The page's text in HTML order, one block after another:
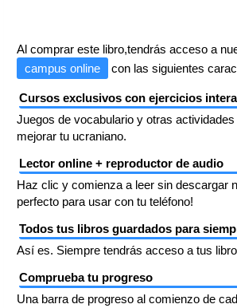
Al comprar este libro,tendrás acceso a
campus online
con las siguientes
Cursos exclusivos con ejercicios
Juegos de vocabulario y otras
mejorar tu ucraniano.
Lector online + reproductor de audio
Haz clic y comienza a leer sin descargar
perfecto para usar con tu teléfono!
Todos tus libros guardados para
Así es. Siempre tendrás acceso a tus
Comprueba tu progreso
Una barra de progreso al comienzo de